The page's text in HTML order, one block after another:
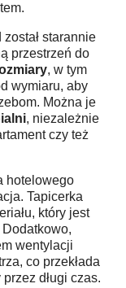
starannie
przestrzeń do
, w tym
wymiaru, aby
Można je
, niezależnie
czy też
hotelowego
Tapicerka
który jest
wentylacji
co przekłada
długi czas.